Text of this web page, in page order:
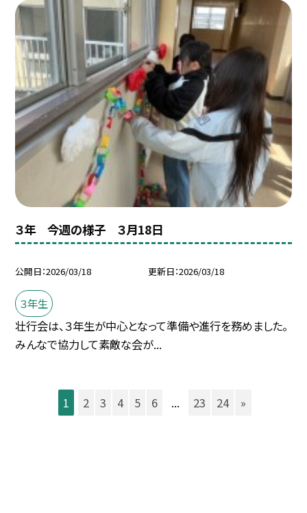
３年 今週の様子 ３月18日
公開日 2026/03/18 更新日 2026/03/18
３年生
壮行会は、３年生が中心となって準備や進行を務めました。
みんなで協力して素敵な会が...
1 2 3 4 5 6 ... 23 24 »